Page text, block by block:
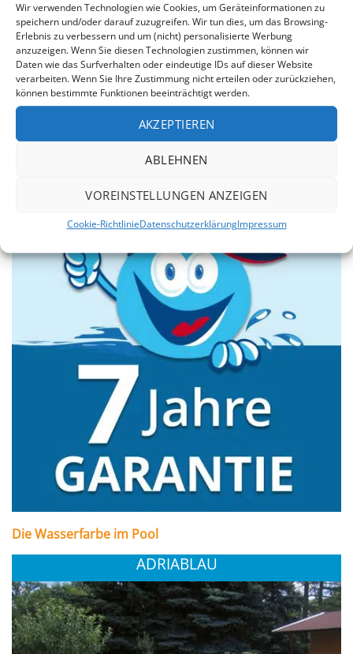
Wir verwenden Technologien wie Cookies, um Geräteinformationen zu
speichern und/oder darauf zuzugreifen. Wir tun dies, um das Browsing-
Erlebnis zu verbessern und um (nicht) personalisierte Werbung
anzuzeigen. Wenn Sie diesen Technologien zustimmen, können wir
Daten wie das Surfverhalten oder eindeutige IDs auf dieser Website
verarbeiten. Wenn Sie Ihre Zustimmung nicht erteilen oder zurückziehen,
können bestimmte Funktionen beeinträchtigt werden.
AKZEPTIEREN
ABLEHNEN
VOREINSTELLUNGEN ANZEIGEN
Cookie-RichtlinieDatenschutzerklärungImpressum
7 Jahre Garantie
Wir sind von der Qualität unserer Produkte überzeugt.
Daher erstreckt sich unsere 7jährige Garantie auf die
Dichtheit der Schweißnähte und gegen Durchrosten
Die Wasserfarbe im Pool
ADRIABLAU